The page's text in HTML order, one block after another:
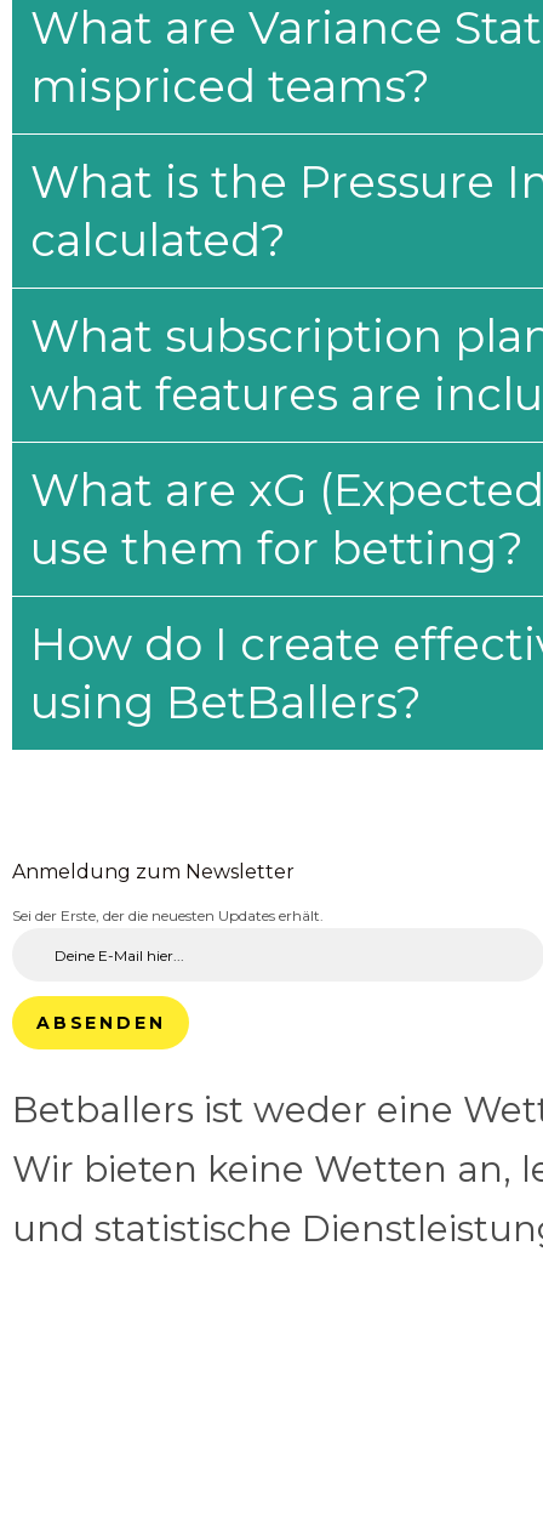
What are Variance
mispriced teams?
What is the Pressure
calculated?
What subscription
what features are
What are xG
use them for betting?
How do I create
using BetBallers?
Anmeldung zum Newsletter
Sei der Erste, der die neuesten Updates erhält.
ABSENDEN
Betballers ist weder eine
Wir bieten keine Wetten an,
und statistische